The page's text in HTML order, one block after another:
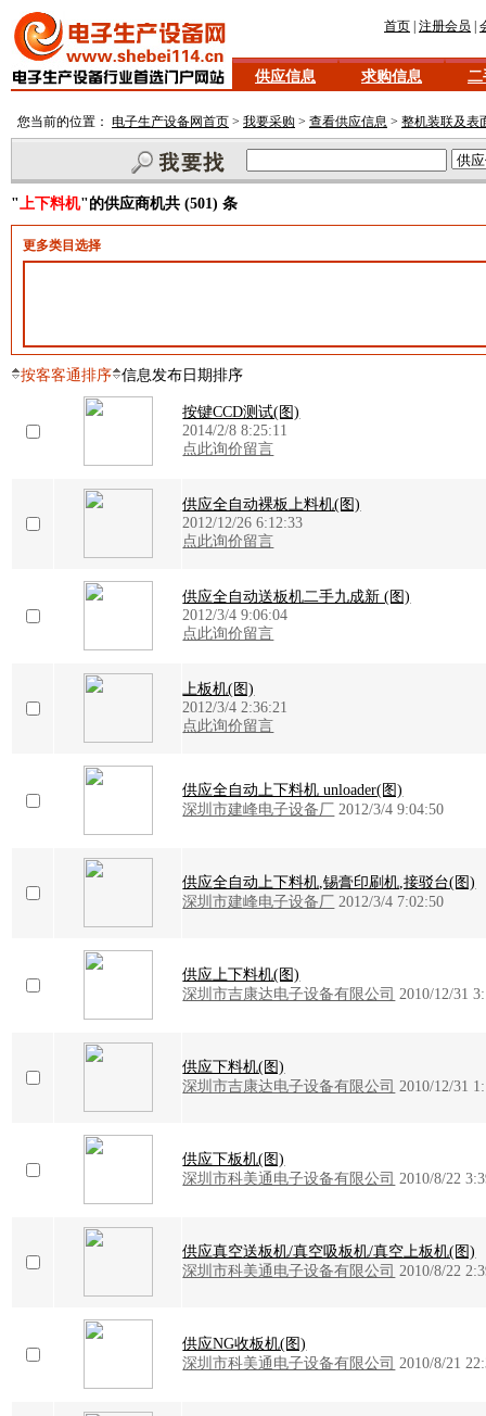
首页 注册会员
供应信息 求购信息 二
您当前的位置： 电子生产设备网首页 > 我要采购 > 查看供应信息 > 整机装联及表
"上下料机"的供应商机共 (501) 条
更多类目选择
按客客通排序 信息发布日期排序
按键CCD测试(图)
2014/2/8 8:25:11
点此询价留言
供应全自动裸板上料机(图)
2012/12/26 6:12:33
点此询价留言
供应全自动送板机二手九成新 (图)
2012/3/4 9:06:04
点此询价留言
上板机(图)
2012/3/4 2:36:21
点此询价留言
供应全自动上下料机 unloader(图)
深圳市建峰电子设备厂 2012/3/4 9:04:50
供应全自动上下料机,锡膏印刷机,接驳台(图)
深圳市建峰电子设备厂 2012/3/4 7:02:50
供应上下料机(图)
深圳市吉康达电子设备有限公司 2010/12/31
供应下料机(图)
深圳市吉康达电子设备有限公司
2010/12/31
供应下板机(图)
深圳市科美通电子设备有限公司 2010/8/22
供应真空送板机/真空吸板机/真空上板机(图)
深圳市科美通电子设备有限公司
2010/8/22
供应NG收板机(图)
深圳市科美通电子设备有限公司 2010/8/21